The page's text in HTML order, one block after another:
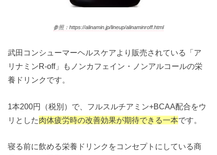
参照：https://alinamin.jp/lineup/alinaminroff.html
武田コンシューマーヘルスケアより販売されている「ア
リナミンR-off」もノンカフェイン・ノンアルコールの栄
養ドリンクです。
1本200円（税別）で、フルスルチアミン+BCAA配合をウ
リとした肉体疲労時の改善効果が期待できる一本です。
寝る前に飲める栄養ドリンクをコンセプトにしている商